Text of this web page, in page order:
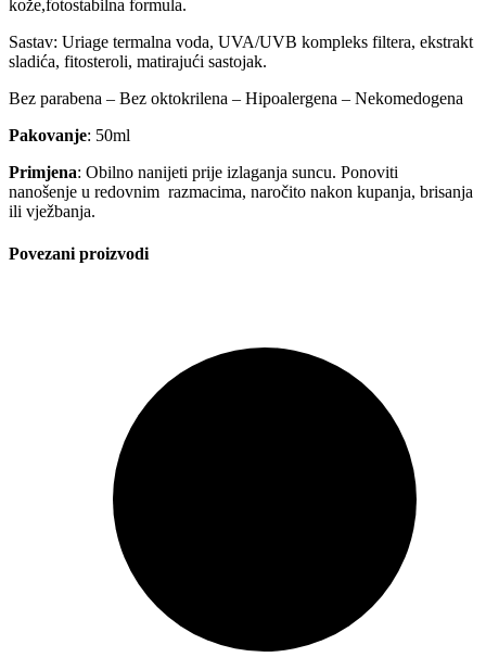
kože,fotostabilna formula.
Sastav: Uriage termalna voda, UVA/UVB kompleks filtera, ekstrakt
sladića, fitosteroli, matirajući sastojak.
Bez parabena – Bez oktokrilena – Hipoalergena – Nekomedogena
Pakovanje: 50ml
Primjena: Obilno nanijeti prije izlaganja suncu. Ponoviti
nanošenje u redovnim razmacima, naročito nakon kupanja, brisanja
ili vježbanja.
Povezani proizvodi